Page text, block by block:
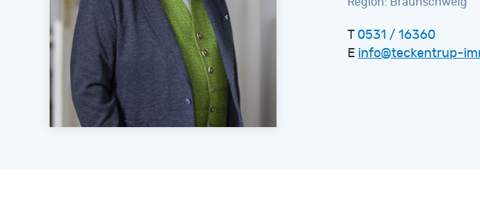
T 0531 / 16360
E info@teckentrup-